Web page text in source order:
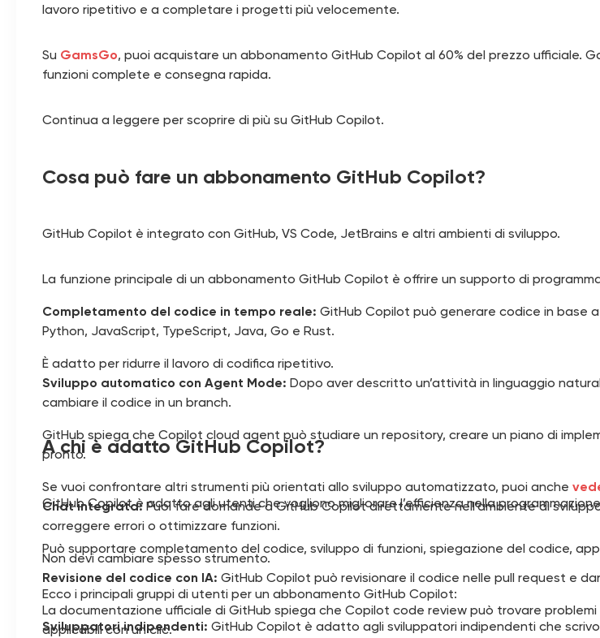
lavoro ripetitivo e a completare i progetti più velocemente.
Su GamsGo, puoi acquistare un abbonamento GitHub Copilot al 60% del prezzo ufficiale.
funzioni complete e consegna rapida.
Continua a leggere per scoprire di più su GitHub Copilot.
Cosa può fare un abbonamento GitHub Copilot?
GitHub Copilot è integrato con GitHub, VS Code, JetBrains e altri ambienti di sviluppo.
La funzione principale di un abbonamento GitHub Copilot è offrire un supporto di
Completamento del codice in tempo reale: GitHub Copilot può generare codice in base
Python, JavaScript, TypeScript, Java, Go e Rust.
È adatto per ridurre il lavoro di codifica ripetitivo.
Sviluppo automatico con Agent Mode: Dopo aver descritto un’attività in linguaggio
cambiare il codice in un branch.
GitHub spiega che Copilot cloud agent può studiare un repository, creare un piano di
pronto.
Se vuoi confrontare altri strumenti più orientati allo sviluppo automatizzato, puoi anche
Chat integrata: Puoi fare domande a GitHub Copilot direttamente nell’ambiente di
correggere errori o ottimizzare funzioni.
Non devi cambiare spesso strumento.
Revisione del codice con IA: GitHub Copilot può revisionare il codice nelle pull request e
La documentazione ufficiale di GitHub spiega che Copilot code review può trovare
applicabili con un clic.
A chi è adatto GitHub Copilot?
GitHub Copilot è adatto agli utenti che vogliono migliorare l’efficienza nella
Può supportare completamento del codice, sviluppo di funzioni, spiegazione del codice,
Ecco i principali gruppi di utenti per un abbonamento GitHub Copilot:
Sviluppatori indipendenti: GitHub Copilot è adatto agli sviluppatori indipendenti che